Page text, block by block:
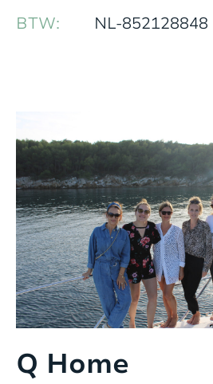
BTW: NL-852128848
Q Home